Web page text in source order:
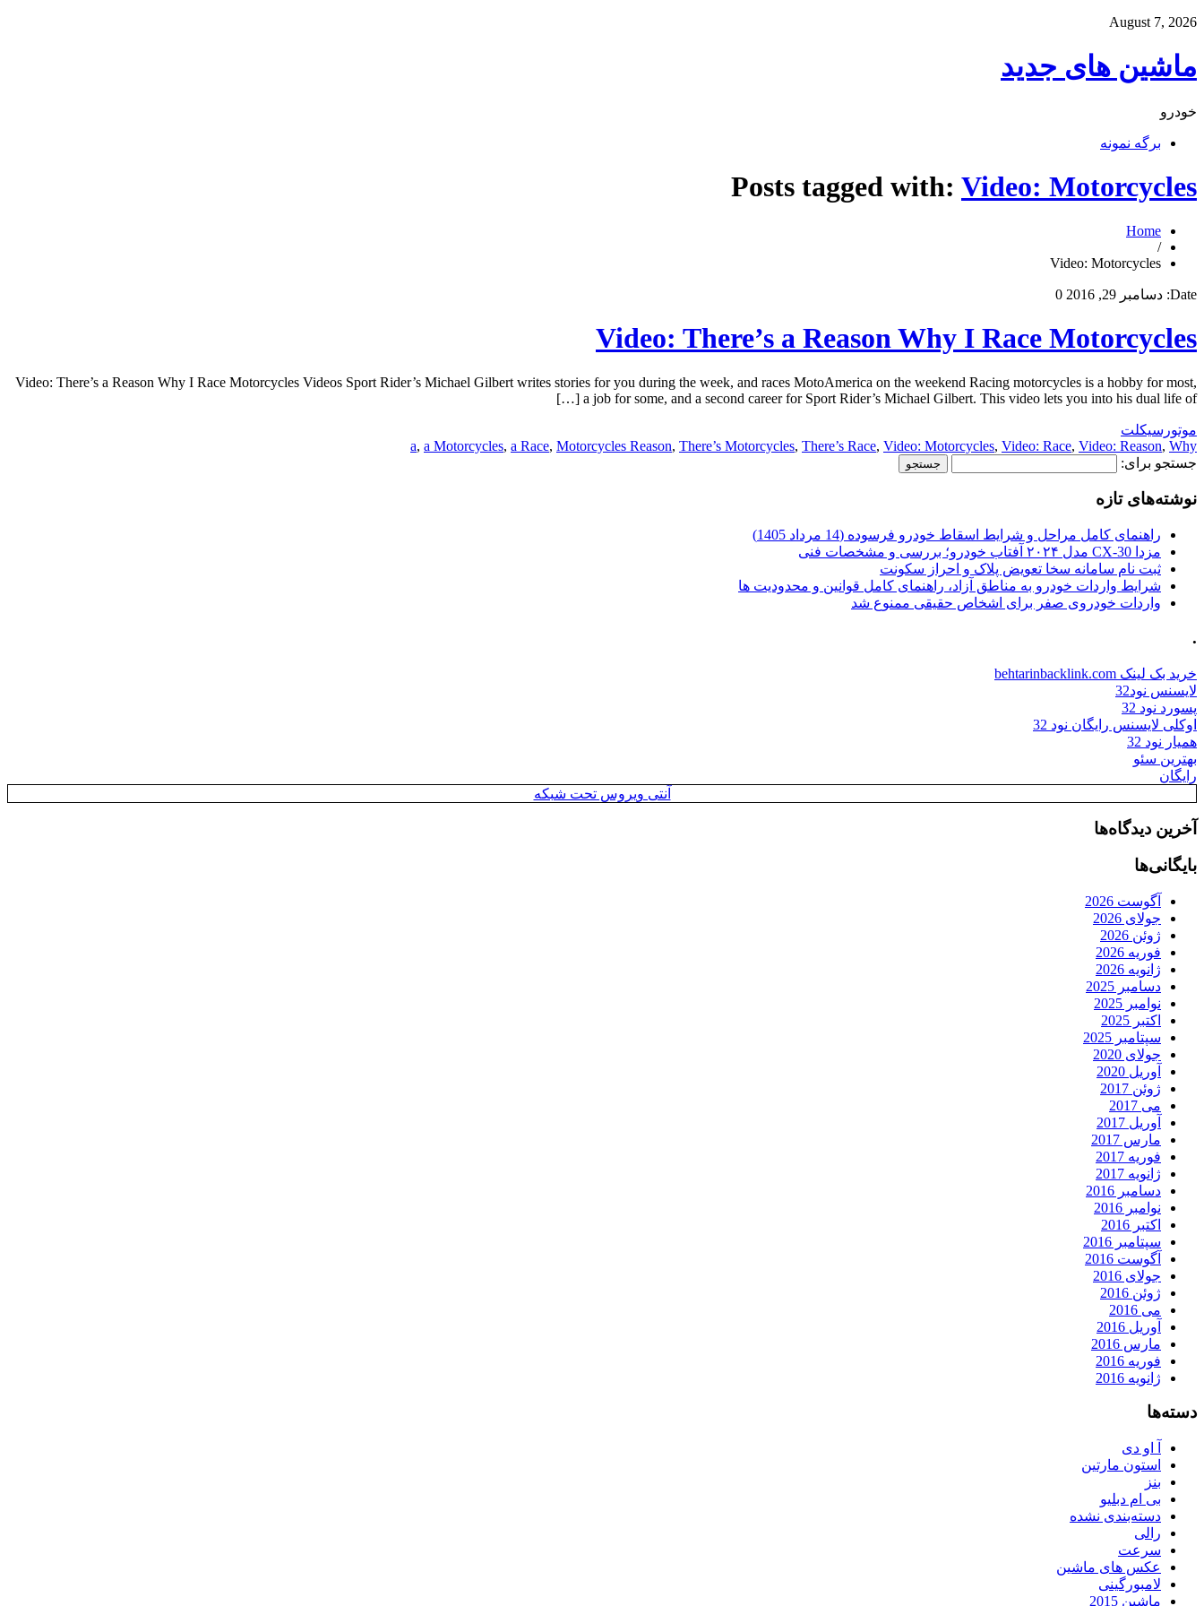
August 7, 2026
ماشین های جدید
خودرو
برگه نمونه
Posts tagged with: Video: Motorcycles
Home
/
Video: Motorcycles
Date: دسامبر 29, 2016 0
Video: There’s a Reason Why I Race Motorcycles
Video: There’s a Reason Why I Race Motorcycles Videos Sport Rider’s Michael Gilbert writes stories for you during the week, and races MotoAmerica on the weekend Racing motorcycles is a hobby for most,
a job for some, and a second career for Sport Rider’s Michael Gilbert. This video lets you into his dual life of […]
موتورسیکلت
a, a Motorcycles, a Race, Motorcycles Reason, There’s Motorcycles, There’s Race, Video: Motorcycles, Video: Race, Video: Reason, Why
جستجو برای:
نوشته‌های تازه
راهنمای کامل مراحل و شرایط اسقاط خودرو فرسوده (14 مرداد 1405)
مزدا CX-30 مدل ۲۰۲۴ آفتاب خودرو؛ بررسی و مشخصات فنی
ثبت نام سامانه سخا تعویض پلاک و احراز سکونت
شرایط واردات خودرو به مناطق آزاد، راهنمای کامل قوانین و محدودیت ها
واردات خودروی صفر برای اشخاص حقیقی ممنوع شد
.
خرید بک لینک behtarinbacklink.com
لایسنس نود32
پسورد نود 32
اوکلی لایسنس رایگان نود 32
همیار نود 32
بهترین سئو
رایگان
آنتی ویروس تحت شبکه
آخرین دیدگاه‌ها
بایگانی‌ها
آگوست 2026
جولای 2026
ژوئن 2026
فوریه 2026
ژانویه 2026
دسامبر 2025
نوامبر 2025
اکتبر 2025
سپتامبر 2025
جولای 2020
آوریل 2020
ژوئن 2017
می 2017
آوریل 2017
مارس 2017
فوریه 2017
ژانویه 2017
دسامبر 2016
نوامبر 2016
اکتبر 2016
سپتامبر 2016
آگوست 2016
جولای 2016
ژوئن 2016
می 2016
آوریل 2016
مارس 2016
فوریه 2016
ژانویه 2016
دسته‌ها
آ او دی
استون مارتین
بنز
بی ام دبلیو
دسته‌بندی نشده
رالی
سرعت
عکس های ماشین
لامبورگینی
ماشین 2015